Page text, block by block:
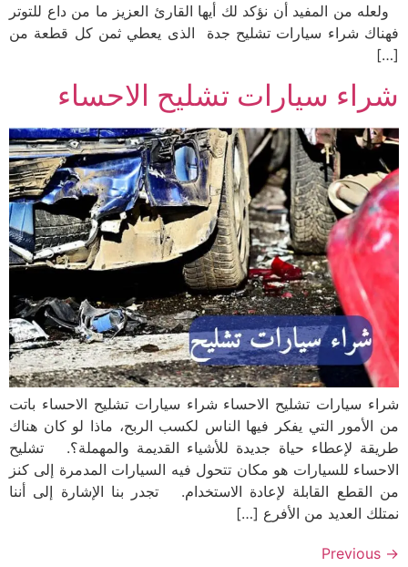
ولعله من المفيد أن نؤكد لك أيها القارئ العزيز ما من داع للتوتر
فهناك شراء سيارات تشليح جدة الذى يعطي ثمن كل قطعة من
[…]
شراء سيارات تشليح الاحساء
شراء سيارات تشليح الاحساء شراء سيارات تشليح الاحساء باتت
من الأمور التي يفكر فيها الناس لكسب الربح، ماذا لو كان هناك
طريقة لإعطاء حياة جديدة للأشياء القديمة والمهملة؟. تشليح
الاحساء للسيارات هو مكان تتحول فيه السيارات المدمرة إلى كنز
من القطع القابلة لإعادة الاستخدام. تجدر بنا الإشارة إلى أننا
نمتلك العديد من الأفرع […]
→